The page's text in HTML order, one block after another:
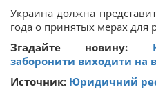
Украина должна
года о принятых мерах для
Згадайте новину:
заборонити виходити на
Источник: Юридичний